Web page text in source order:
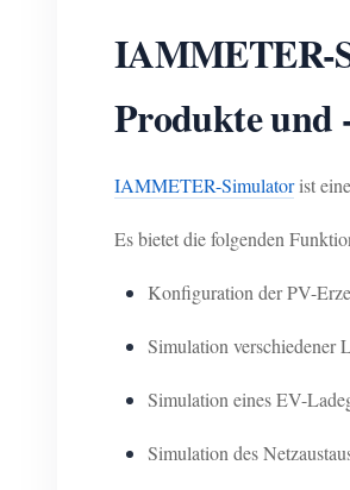
IAMMETER-
Produkte und
IAMMETER-Simulatorist
Es bietet die folgenden
Konfiguration der PV-
Simulation verschiedener
Simulation eines EV-
Simulation des